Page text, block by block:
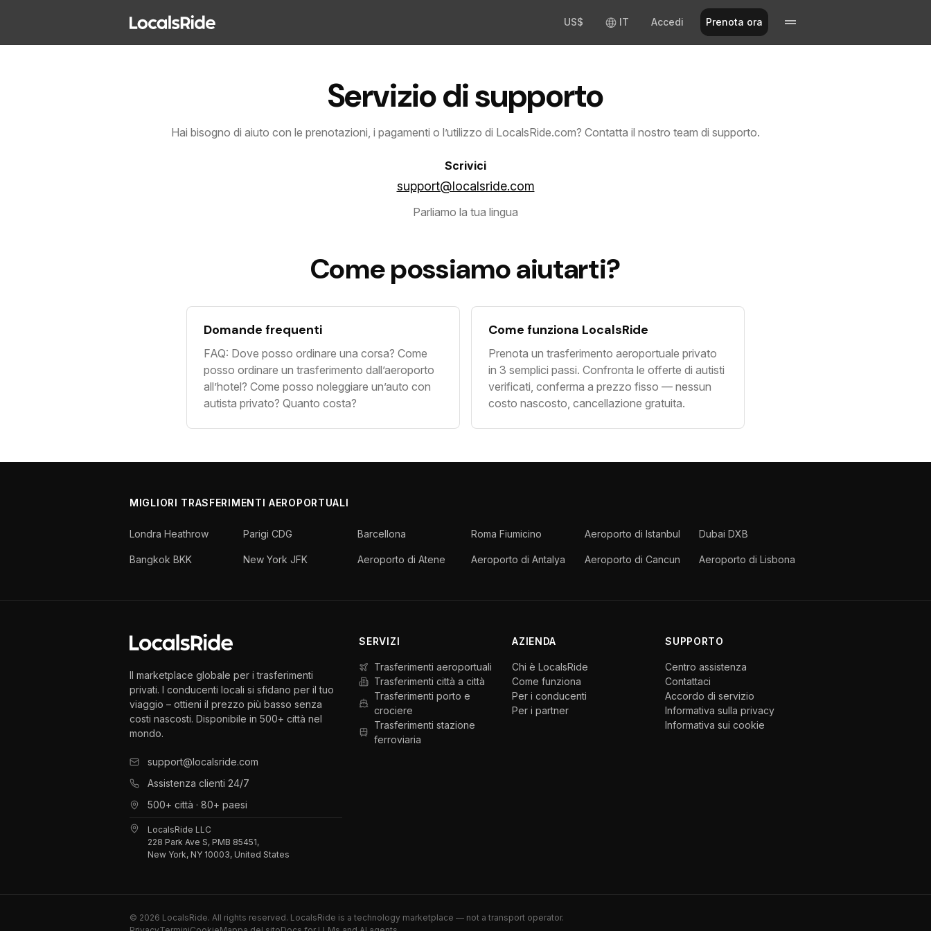
US$ IT Accedi Prenota ora
Servizio di supporto
Hai bisogno di aiuto con le prenotazioni, i pagamenti o l’utilizzo di LocalsRide.com? Contatta il nostro team di supporto.
Scrivici
support@localsride.com
Parliamo la tua lingua
Come possiamo aiutarti?
Domande frequenti
FAQ: Dove posso ordinare una corsa? Come
posso ordinare un trasferimento dall’aeroporto
all’hotel? Come posso noleggiare un’auto con
autista privato? Quanto costa?
Come funziona LocalsRide
Prenota un trasferimento aeroportuale privato
in 3 semplici passi. Confronta le offerte di autisti
verificati, conferma a prezzo fisso — nessun
costo nascosto, cancellazione gratuita.
MIGLIORI TRASFERIMENTI AEROPORTUALI
Londra Heathrow Parigi CDG Barcellona Roma Fiumicino Aeroporto di Istanbul Dubai DXB
Bangkok BKK New York JFK Aeroporto di Atene Aeroporto di Antalya Aeroporto di Cancun Aeroporto di Lisbona
Il marketplace globale per i trasferimenti
privati. I conducenti locali si sfidano per il tuo
viaggio – ottieni il prezzo più basso senza
costi nascosti. Disponibile in 500+ città nel
mondo.
support@localsride.com
Assistenza clienti 24/7
500+ città · 80+ paesi
LocalsRide LLC
228 Park Ave S, PMB 85451,
New York, NY 10003, United States
SERVIZI
Trasferimenti aeroportuali
Trasferimenti città a città
Trasferimenti porto e
crociere
Trasferimenti stazione
ferroviaria
AZIENDA
Chi è LocalsRide
Come funziona
Per i conducenti
Per i partner
SUPPORTO
Centro assistenza
Contattaci
Accordo di servizio
Informativa sulla privacy
Informativa sui cookie
© 2026 LocalsRide. All rights reserved. LocalsRide is a technology marketplace — not a transport operator.